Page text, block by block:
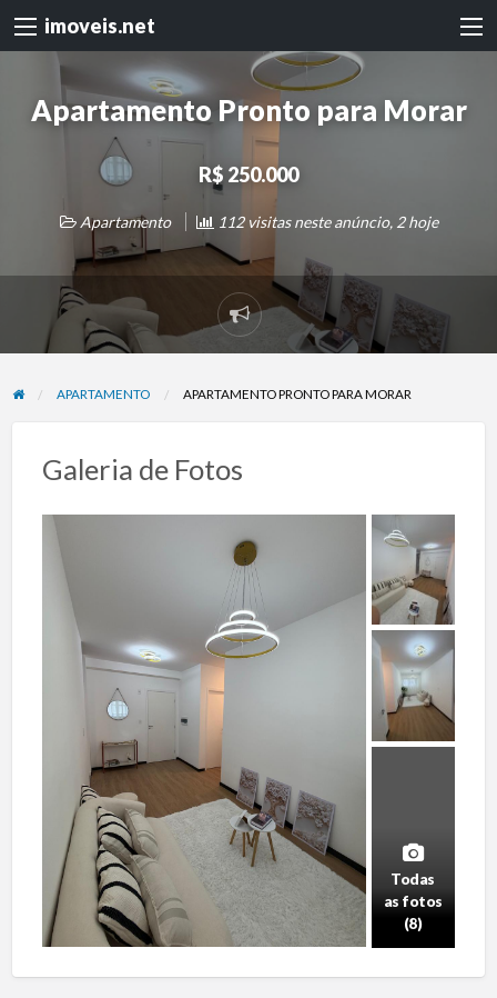
imoveis.net
Apartamento Pronto para Morar
R$ 250.000
Apartamento 112 visitas neste anúncio, 2 hoje
Denunciar
problema
APARTAMENTO APARTAMENTO PRONTO PARA MORAR
Galeria de Fotos
Todas
as fotos
(8)